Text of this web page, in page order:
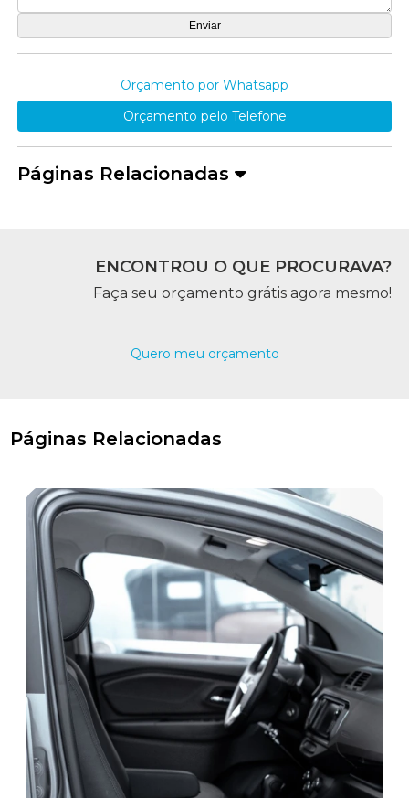
Orçamento por Whatsapp
Orçamento pelo Telefone
Páginas Relacionadas
ENCONTROU O QUE PROCURAVA?
Faça seu orçamento grátis agora mesmo!
Quero meu orçamento
Páginas Relacionadas